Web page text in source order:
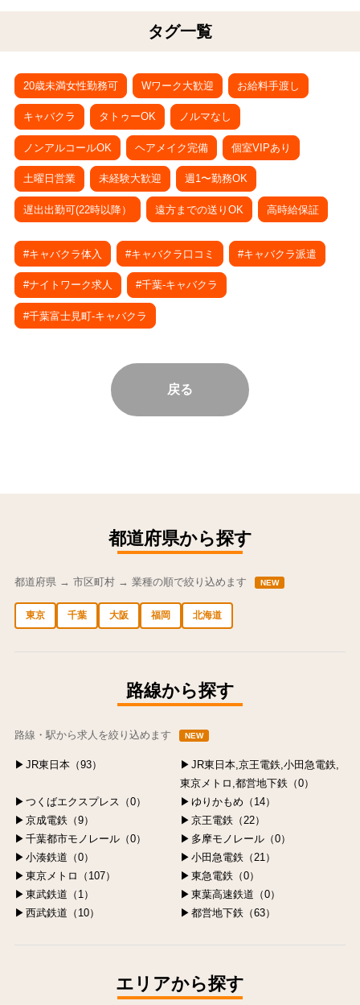
タグ一覧
20歳未満女性勤務可 Wワーク大歓迎 お給料手渡し
キャバクラ タトゥーOK ノルマなし
ノンアルコールOK ヘアメイク完備 個室VIPあり
土曜日営業 未経験大歓迎 週1〜勤務OK
遅出出勤可(22時以降） 遠方までの送りOK 高時給保証
#キャバクラ体入 #キャバクラ口コミ #キャバクラ派遣
#ナイトワーク求人 #千葉-キャバクラ
#千葉富士見町-キャバクラ
戻る
都道府県から探す
都道府県 → 市区町村 → 業種の順で絞り込めます NEW
東京 千葉 大阪 福岡 北海道
路線から探す
路線・駅から求人を絞り込めます NEW
JR東日本（93）
JR東日本,京王電鉄,小田急電鉄,
東京メトロ,都営地下鉄（0）
つくばエクスプレス（0）
ゆりかもめ（14）
京成電鉄（9）
京王電鉄（22）
千葉都市モノレール（0）
多摩モノレール（0）
小湊鉄道（0）
小田急電鉄（21）
東京メトロ（107）
東急電鉄（0）
東武鉄道（1）
東葉高速鉄道（0）
西武鉄道（10）
都営地下鉄（63）
エリアから探す